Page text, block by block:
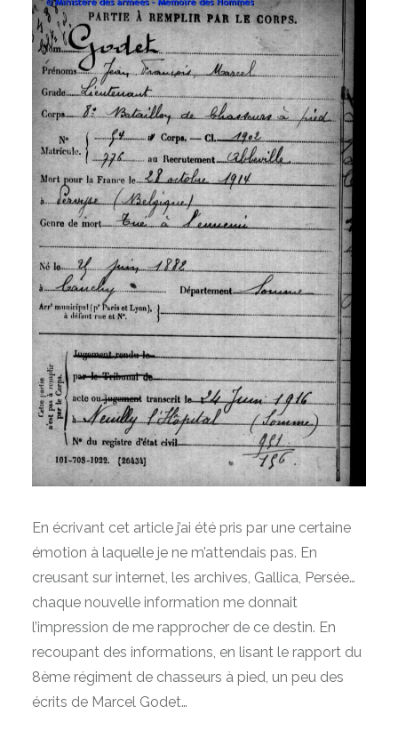
En écrivant cet article j’ai été pris par une certaine
émotion à laquelle je ne m’attendais pas. En
creusant sur internet, les archives, Gallica, Persée…
chaque nouvelle information me donnait
l’impression de me rapprocher de ce destin. En
recoupant des informations, en lisant le rapport du
8ème régiment de chasseurs à pied, un peu des
écrits de Marcel Godet…